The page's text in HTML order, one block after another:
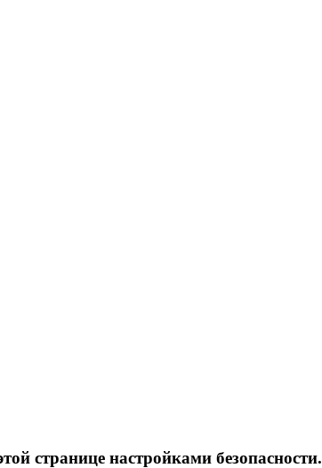
странице настройками безопасности.